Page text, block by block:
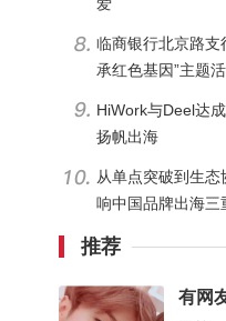
临商银行北京路支
承红色基因”主题
HiWork与Deel达
扬帆出海
从单点突破到生
响中国品牌出海三
推荐